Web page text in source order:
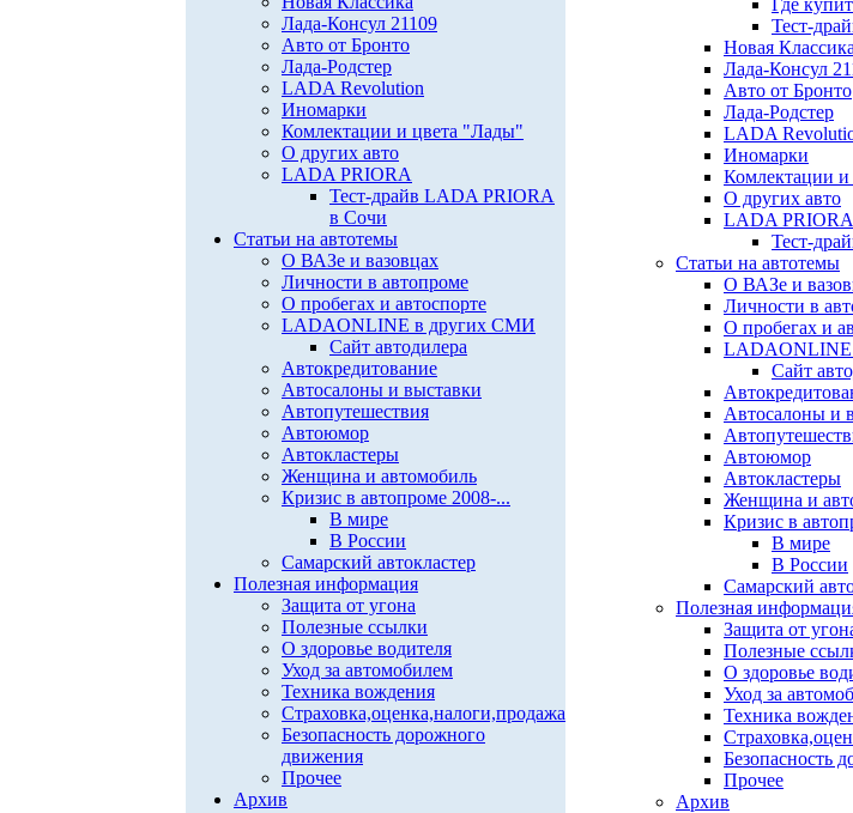
Лада-Консул 21109
Авто от Бронто
Лада-Родстер
LADA Revolution
Иномарки
Комлектации и цвета "Лады"
О других авто
LADA PRIORA
Тест-драйв LADA PRIORA
в Сочи
Статьи на автотемы
О ВАЗе и вазовцах
Личности в автопроме
О пробегах и автоспорте
LADAONLINE в других СМИ
Сайт автодилера
Автокредитование
Автосалоны и выставки
Автопутешествия
Автоюмор
Автокластеры
Женщина и автомобиль
Кризис в автопроме 2008-...
В мире
В России
Самарский автокластер
Полезная информация
Защита от угона
Полезные ссылки
О здоровье водителя
Уход за автомобилем
Техника вождения
Страховка,оценка,налоги,продажа
Безопасность дорожного
движения
Прочее
Архив
Где
Тест-
Новая Классика
Лада-Консул
Авто от Бронто
Лада-Родстер
LADA
Иномарки
Комлектации
О других авто
LADA PRIORA
Тест-
Статьи на автотемы
О ВАЗе и
Личности в
О пробегах и
Сайт
Автосалоны и
Автоюмор
Автокластеры
Женщина и
Кризис в
В мире
В России
Самарский
Полезная
Защита от
Полезные
О здоровье
Уход за
Техника
Безопасность
Прочее
Архив